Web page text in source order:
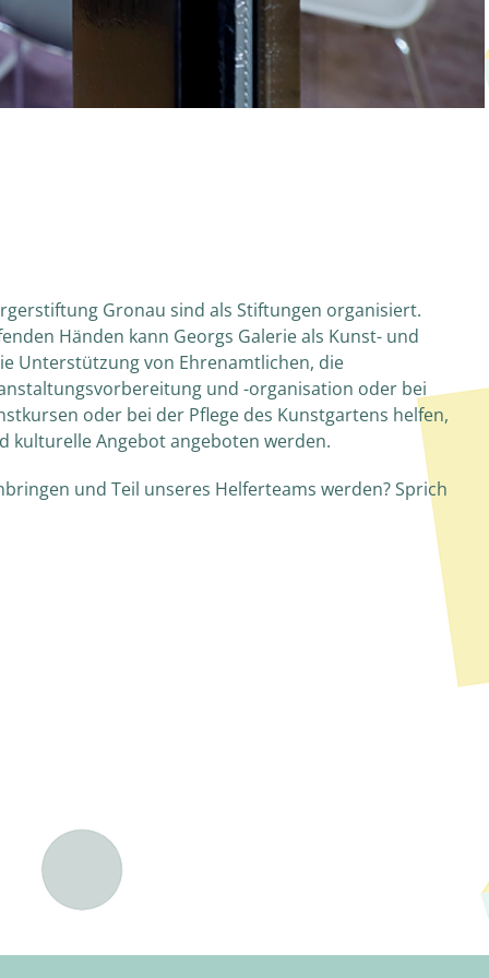
Gronau sind als Stiftungen organisiert.
Händen kann Georgs Galerie als Kunst- und
Unterstützung von Ehrenamtlichen, die
und -organisation oder bei
oder bei der Pflege des Kunstgartens helfen,
kulturelle Angebot angeboten werden.
und Teil unseres Helferteams werden? Sprich